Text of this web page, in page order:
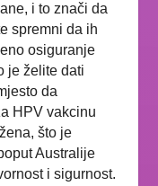
i to znači da
spremni da ih
osiguranje
je želite dati
da
HPV vakcinu
što je
Australije
i sigurnost.